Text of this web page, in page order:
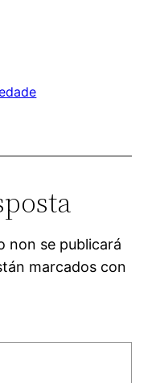
non se publicará
marcados con